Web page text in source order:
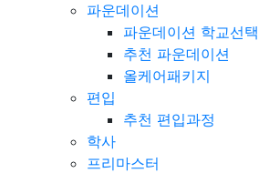
파운데이션
파운데이션 학교선택
추천 파운데이션
올케어패키지
편입
추천 편입과정
학사
프리마스터